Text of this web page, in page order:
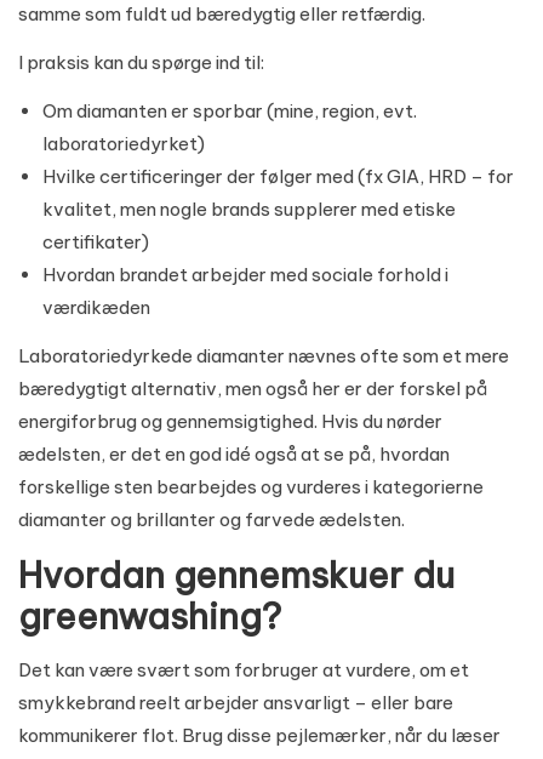
samme som fuldt ud bæredygtig eller retfærdig.
I praksis kan du spørge ind til:
Om diamanten er sporbar (mine, region, evt.
laboratoriedyrket)
Hvilke certificeringer der følger med (fx GIA, HRD – for
kvalitet, men nogle brands supplerer med etiske
certifikater)
Hvordan brandet arbejder med sociale forhold i
værdikæden
Laboratoriedyrkede diamanter nævnes ofte som et mere
bæredygtigt alternativ, men også her er der forskel på
energiforbrug og gennemsigtighed. Hvis du nørder
ædelsten, er det en god idé også at se på, hvordan
forskellige sten bearbejdes og vurderes i kategorierne
diamanter og brillanter og farvede ædelsten.
Hvordan gennemskuer du
greenwashing?
Det kan være svært som forbruger at vurdere, om et
smykkebrand reelt arbejder ansvarligt – eller bare
kommunikerer flot. Brug disse pejlemærker, når du læser